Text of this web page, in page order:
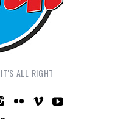
ALL RIGHT